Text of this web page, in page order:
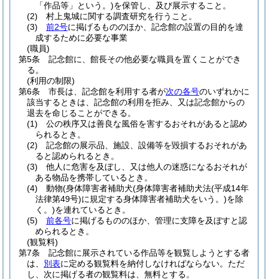
「作品等」という。)を保管し、及び展示すること。
(2)
村上鬼城に関する調査研究を行うこと。
(3)
前2号に掲げるもののほか、記念館の設置の目的を達
成するために必要な事業
(職員)
第5条
記念館に、館長その他必要な職員を置くことができ
る。
(利用の制限)
第6条
市長は、記念館を利用する者が次の各号のいずれかに
該当するときは、記念館の利用を拒み、又は記念館からの
退去を命じることができる。
(1)
公の秩序又は善良な風俗を害するおそれがあると認め
られるとき。
(2)
記念館の展示品、施設、設備等を毀損するおそれがあ
ると認められるとき。
(3)
他人に危害を及ぼし、又は他人の迷惑になるおそれが
ある物品を携帯しているとき。
(4)
動物(身体障害者補助犬(身体障害者補助犬法(平成14年
法律第49号)に規定する身体障害者補助犬をいう。)を除
く。)を連れているとき。
(5)
前各号に掲げるもののほか、管理に支障を及ぼすと認
められるとき。
(観覧料)
第7条
記念館に展示されている作品等を観覧しようとする者
は、 別表に定める観覧料を納付しなければならない。 ただ
し、次に掲げる者の観覧料は、無料とする。